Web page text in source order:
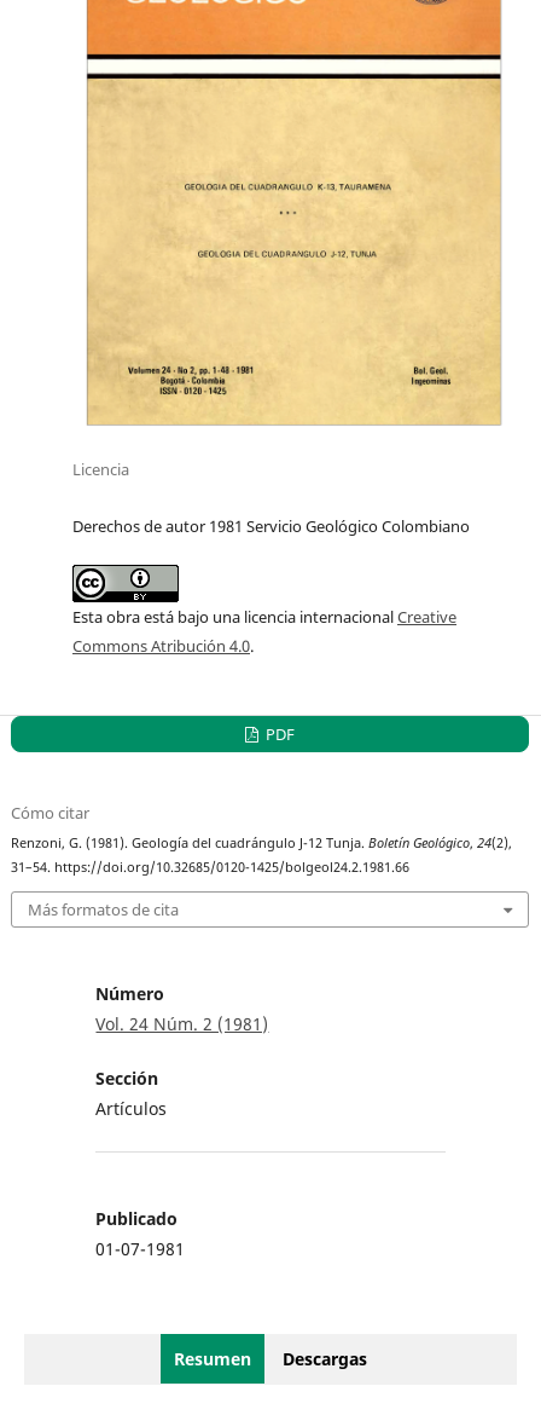
Licencia
Derechos de autor 1981 Servicio Geológico Colombiano
Esta obra está bajo una licencia internacionalCreative
Commons Atribución 4.0.
PDF
Cómo citar
Renzoni, G. (1981). Geología del cuadrángulo J-12 Tunja.Boletín Geológico,24(2),
31–54. https://doi.org/10.32685/0120-1425/bolgeol24.2.1981.66
Más formatos de cita
Número
Vol. 24 Núm. 2 (1981)
Sección
Artículos
Publicado
01-07-1981
Resumen Descargas